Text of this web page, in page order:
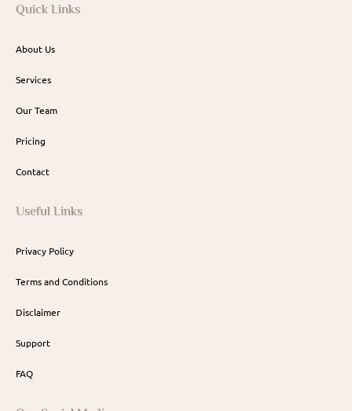
Quick Links
About Us
Services
Our Team
Pricing
Contact
Useful Links
Privacy Policy
Terms and Conditions
Disclaimer
Support
FAQ